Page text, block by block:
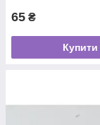
65 ₴
Купити